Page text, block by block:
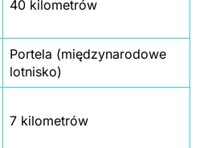
40 kilometrów
Portela (międzynarodowe
lotnisko)
7 kilometrów